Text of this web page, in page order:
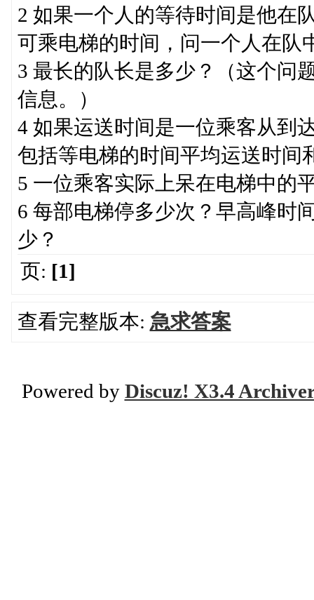
2 如果一个人的等待时间是他在
可乘电梯的时间，问一个人在队
3 最长的队长是多少？（这个问
信息。）
4 如果运送时间是一位乘客从到
包括等电梯的时间平均运送时间
5 一位乘客实际上呆在电梯中的
6 每部电梯停多少次？早高峰时
少？
页: [1]
查看完整版本: 急求答案
Powered by Discuz! X3.4